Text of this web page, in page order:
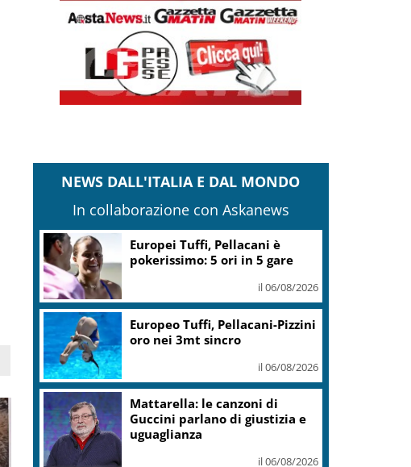
NEWS DALL'ITALIA E DAL MONDO
In collaborazione con Askanews
Guccini, Mattarella: sue
canzoni parlano di giustizia e
il 06/08/2026
Mediobanca sigla il I semestre
il 06/08/2026
Vino, Consorzio Chianti in